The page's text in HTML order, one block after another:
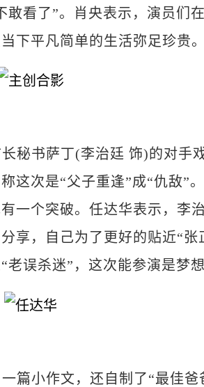
看了”。肖央表示，演员们
下平凡简单的生活弥足珍贵。
书萨丁(李治廷 饰)的对手
这次是“父子重逢”成“仇敌”
一个突破。任达华表示，李
享，自己为了更好的贴近“张
误杀迷”，这次能参演是梦想
小作文，还自制了“最佳爸